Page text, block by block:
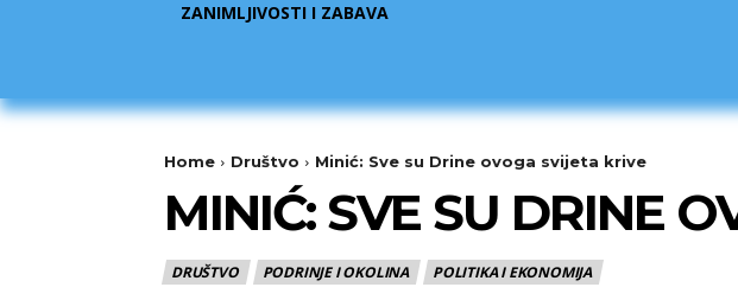
ZANIMLJIVOSTI I ZABAVA
Home Društvo ​Minić: Sve su Drine ovoga svijeta krive
​MINIĆ: SVE SU DRINE
DRUŠTVO PODRINJE I OKOLINA POLITIKA I EKONOMIJA